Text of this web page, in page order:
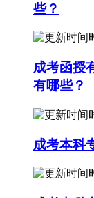
些？
成考函授
有哪些？
成考本科